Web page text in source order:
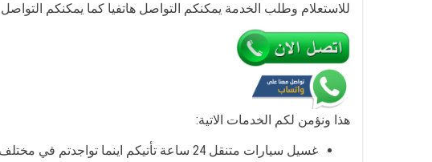
للاستعلام وطلب الخدمة يمكنكم التواصل هاتفيا كما يمكنكم
هذا ونؤمن لكم الخدمات الاتية:
غسيل سيارات متنقل 24 ساعة تأتيكم اينما تواجدتم في مختلف مناطق الكويت أو بيان.